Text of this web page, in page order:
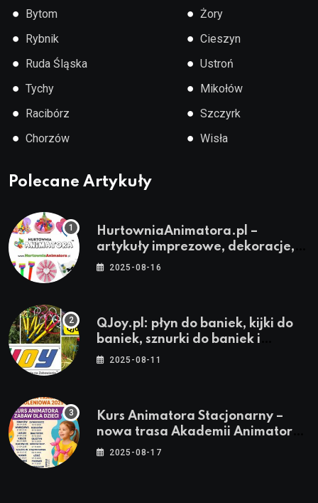
● Bytom
● Rybnik
● Ruda Śląska
● Tychy
● Racibórz
● Chorzów
● Żory
● Cieszyn
● Ustroń
● Mikołów
● Szczyrk
● Wisła
Polecane Artykuły
HurtowniaAnimatora.pl –
artykuły imprezowe, dekoracje,
stroje i akcesoria dla animatorów
2025-08-16
QJoy.pl: płyn do baniek, kijki do
baniek, sznurki do baniek i
zestawy do baniek
2025-08-11
Kurs Animatora Stacjonarny –
nowa trasa Akademii Animatora
– jesień 2025
2025-08-17